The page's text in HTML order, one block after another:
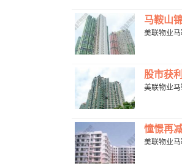
马鞍山
美联物业
股市获
美联物业
憧憬再
美联物业